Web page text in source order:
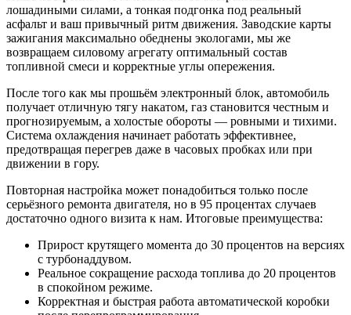
лошадиными силами, а тонкая подгонка под реальный
асфальт и ваш привычный ритм движения. Заводские карты
зажигания максимально обеднены экологами, мы же
возвращаем силовому агрегату оптимальный состав
топливной смеси и корректные углы опережения.
После того как мы прошьём электронный блок, автомобиль
получает отличную тягу накатом, газ становится честным и
прогнозируемым, а холостые обороты — ровными и тихими.
Система охлаждения начинает работать эффективнее,
предотвращая перегрев даже в часовых пробках или при
движении в гору.
Повторная настройка может понадобиться только после
серьёзного ремонта двигателя, но в 95 процентах случаев
достаточно одного визита к нам. Итоговые преимущества:
Прирост крутящего момента до 30 процентов на версиях
с турбонаддувом.
Реальное сокращение расхода топлива до 20 процентов
в спокойном режиме.
Корректная и быстрая работа автоматической коробки